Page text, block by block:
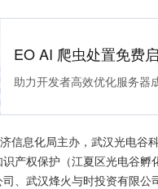
EO AI 爬虫处置免费
助力开发者高效优化服务器
信息化局主办，武汉光电谷
产权保护（江夏区光电谷
、武汉烽火与时投资有限